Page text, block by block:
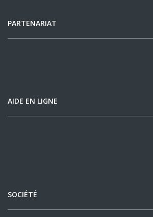
PARTENARIAT
AIDE EN LIGNE
SOCIÉTÉ